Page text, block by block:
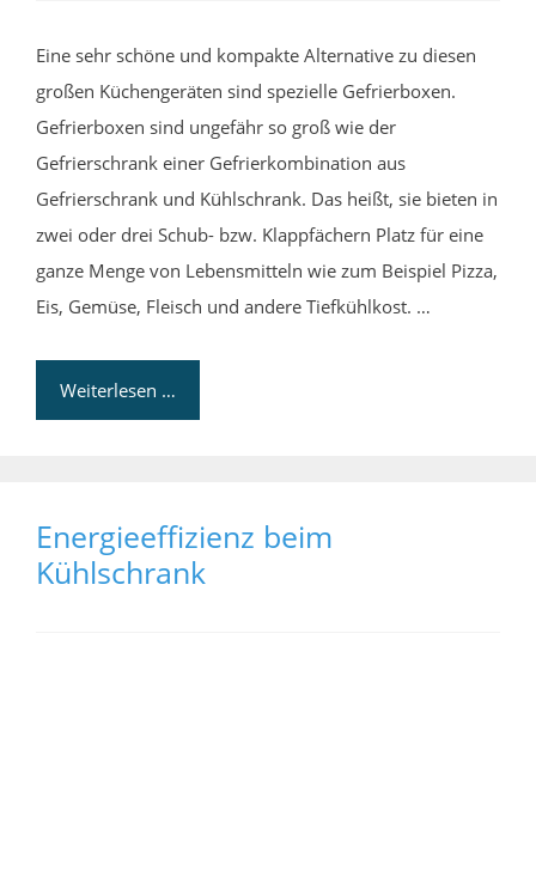
Eine sehr schöne und kompakte Alternative zu diesen
großen Küchengeräten sind spezielle Gefrierboxen.
Gefrierboxen sind ungefähr so groß wie der
Gefrierschrank einer Gefrierkombination aus
Gefrierschrank und Kühlschrank. Das heißt, sie bieten in
zwei oder drei Schub- bzw. Klappfächern Platz für eine
ganze Menge von Lebensmitteln wie zum Beispiel Pizza,
Eis, Gemüse, Fleisch und andere Tiefkühlkost. …
Weiterlesen …
Energieeffizienz beim
Kühlschrank